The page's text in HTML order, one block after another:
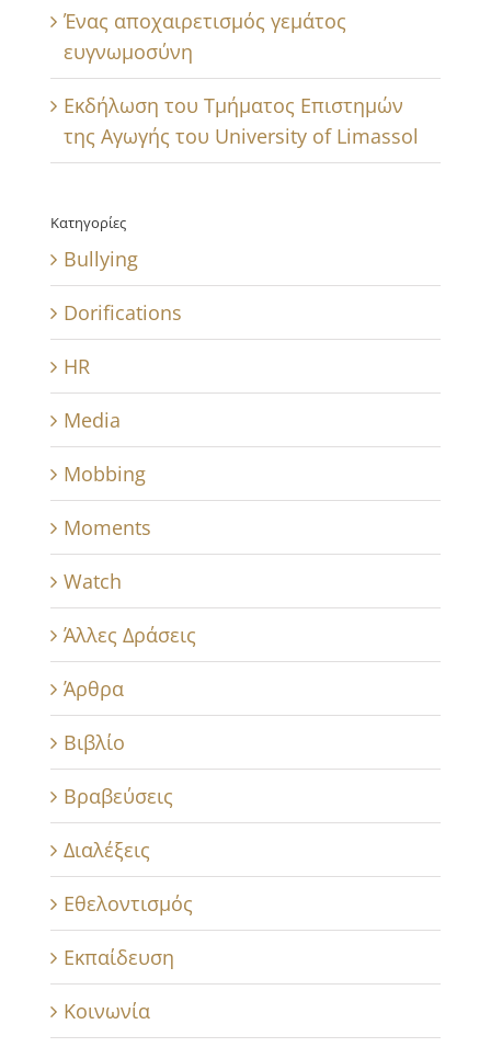
Ένας αποχαιρετισμός γεμάτος
ευγνωμοσύνη
Εκδήλωση του Τμήματος Επιστημών
της Αγωγής του University of Limassol
Κατηγορίες
Bullying
Dorifications
HR
Media
Mobbing
Moments
Watch
Άλλες Δράσεις
Άρθρα
Βιβλίο
Βραβεύσεις
Διαλέξεις
Εθελοντισμός
Εκπαίδευση
Κοινωνία